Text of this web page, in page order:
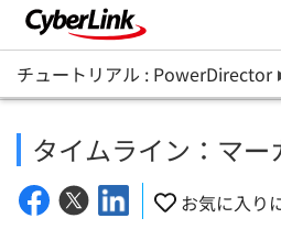
チュートリアル : PowerDirector
タイムライン：マー
お気に入り